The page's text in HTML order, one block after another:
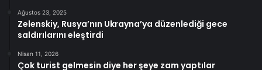
Ağustos 23, 2025
Zelenskiy, Rusya’nın Ukrayna’ya düzenlediği gece
saldırılarını eleştirdi
Nisan 11, 2026
Çok turist gelmesin diye her şeye zam yaptılar